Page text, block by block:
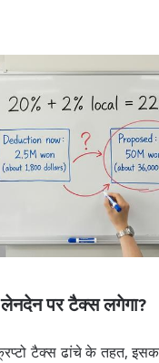
लेनदेन पर टैक्स लगेगा?
टैक्स ढांचे के तहत, इसका